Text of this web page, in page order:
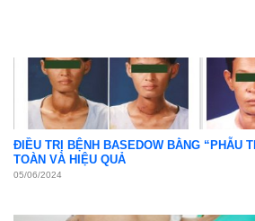
ĐIỀU TRỊ BỆNH BASEDOW BẰNG “PHẪU
TOÀN VÀ HIỆU QUẢ
05/06/2024